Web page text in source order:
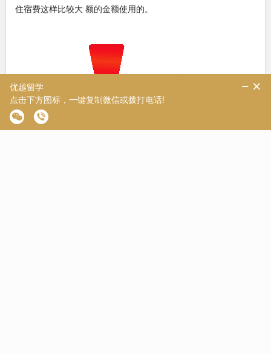
住宿费这样比较大 额的金额使用的。
大家还会读：